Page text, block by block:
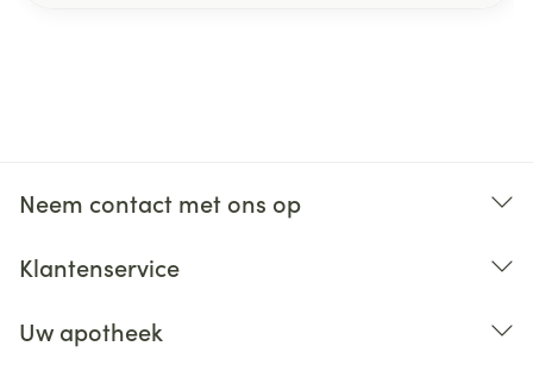
Neem contact met ons op
Klantenservice
Uw apotheek